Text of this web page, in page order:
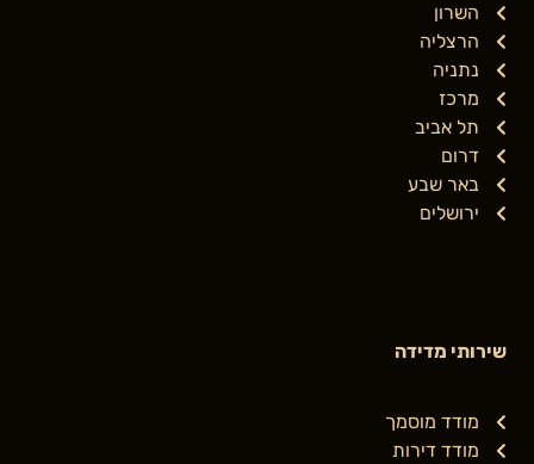
השרון
הרצליה
נתניה
מרכז
תל אביב
דרום
באר שבע
ירושלים
שירותי מדידה
מודד מוסמך
מודד דירות